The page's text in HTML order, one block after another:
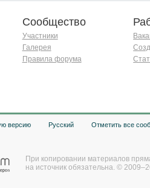
Сообщество
Участники
Галерея
Правила форума
версию Русский Отметить все
При копировании материалов
на источник обязательна. ©